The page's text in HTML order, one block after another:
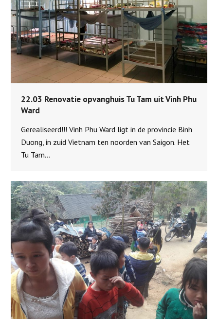
22.03 Renovatie opvanghuis Tu Tam uit Vinh Phu
Ward
Gerealiseerd!!! Vinh Phu Ward ligt in de provincie Binh
Duong, in zuid Vietnam ten noorden van Saigon. Het
Tu Tam…